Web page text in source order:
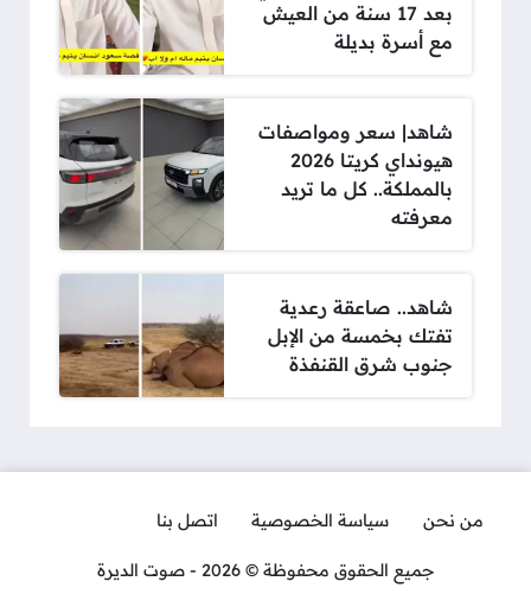
بعد 17 سنة من العيش
مع أسرة بديلة
شاهد| سعر ومواصفات
هيونداي كريتا 2026
بالمملكة.. كل ما تريد
معرفته
شاهد.. صاعقة رعدية
تفتك بخمسة من الإبل
جنوب شرق القنفذة
من نحن سياسة الخصوصية اتصل بنا
جميع الحقوق محفوظة © 2026 - صوت الديرة